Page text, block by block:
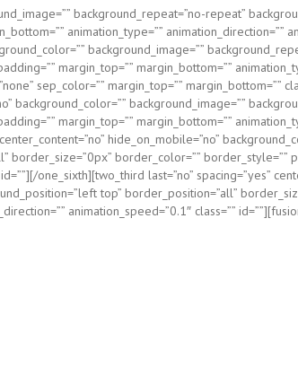
background_repeat=”no-repeat”
animation_type=”” animation_direction=””
background_image=””
margin_top=”” margin_bottom=””
sep_color=”” margin_top=”” margin_bottom=””
background_color=”” background_image=””
margin_top=”” margin_bottom=””
hide_on_mobile=”no”
border_color=”” border_style=””
one_sixth][two_third last=”no” spacing=”yes”
top” border_position=”all”
animation_speed=”0.1″ class=””